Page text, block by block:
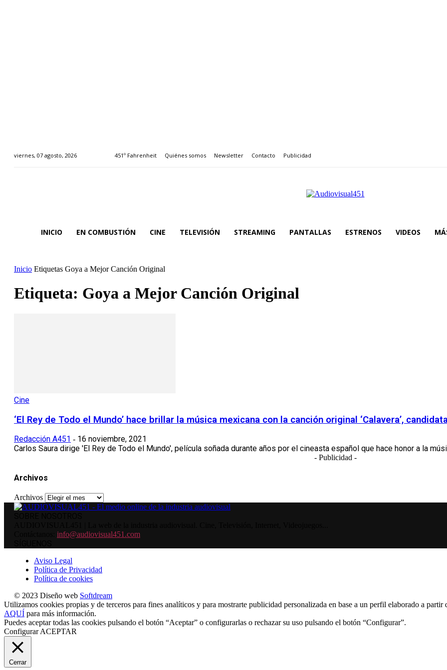
viernes, 07 agosto, 2026 451º Fahrenheit Quiénes somos Newsletter Contacto Publicidad
INICIO EN COMBUSTIÓN CINE TELEVISIÓN STREAMING PANTALLAS ESTRENOS VIDEOS
Inicio Etiquetas Goya a Mejor Canción Original
Etiqueta: Goya a Mejor Canción Original
Cine
‘El Rey de Todo el Mundo’ hace brillar la música mexicana con la canción original ‘Calavera’,
Redacción A451 - 16 noviembre, 2021
Carlos Saura dirige 'El Rey de Todo el Mundo', película soñada durante años por el cineasta español que hace honor a la
- Publicidad -
Archivos
Archivos
info@audiovisual451.com
Aviso Legal
Política de Privacidad
Política de cookies
© 2023 Diseño web Softdream
Utilizamos cookies propias y de terceros para fines analíticos y para mostrarte publicidad personalizada en base a un perfil elaborado a
AQUÍ para más información.
Puedes aceptar todas las cookies pulsando el botón “Aceptar” o configurarlas o rechazar su uso pulsando el botón “Configurar”.
Configurar ACEPTAR
Cerrar